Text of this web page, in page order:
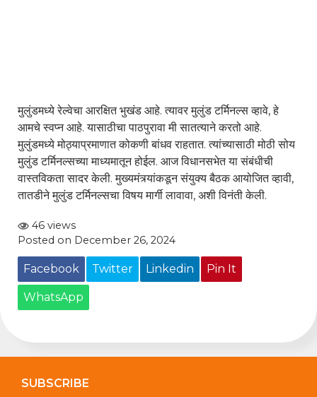
मुलुंडमध्ये रेल्वेचा आरक्षित भुखंड आहे. त्यावर मुलुंड टर्मिनल्स व्हावे, हे
आमचे स्वप्न आहे. यासाठीचा पाठपुरावा मी सातत्याने करतो आहे.
मुलुंडमध्ये मोठ्याप्रमाणात कोकणी बांधव राहतात. त्यांच्यासाठी मोठी सोय
मुलुंड टर्मिनल्सच्या माध्यमातून होईल. आज विधानसभेत या संबंधीची
वास्तविकता सादर केली. मुख्यमंत्र्यांकडून संयुक्य बैठक आयोजित व्हावी,
तातडीने मुलुंड टर्मिनल्सचा विषय मार्गी लावावा, अशी विनंती केली.
46 views
Posted on December 26, 2024
Facebook Twitter Linkedin Pin It
WhatsApp
SUBSCRIBE